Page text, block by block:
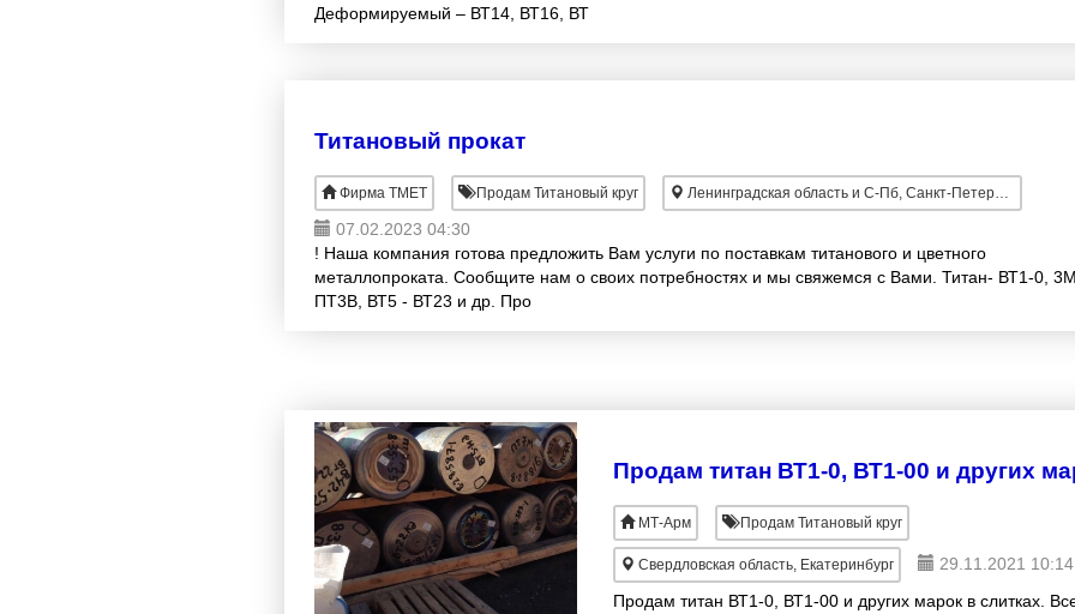
Деформируемый – ВТ14, ВТ16, ВТ
Титановый прокат
Фирма ТМЕТ Продам Титановый круг Ленинградская область и С-Пб, Санкт-Петербург
07.02.2023 04:30
! Наша компания готова предложить Вам услуги по поставкам титанового и цветного
металлопроката. Сообщите нам о своих потребностях и мы свяжемся с Вами. Титан- ВТ1-0, 3М,
ПТ3В, ВТ5 - ВТ23 и др. Про
МТ-Арм Продам Титановый круг
Свердловская область, Екатеринбург
29.11.2021 10:14
Продам титан ВТ1-0, ВТ1-00 и других марок в слитках.